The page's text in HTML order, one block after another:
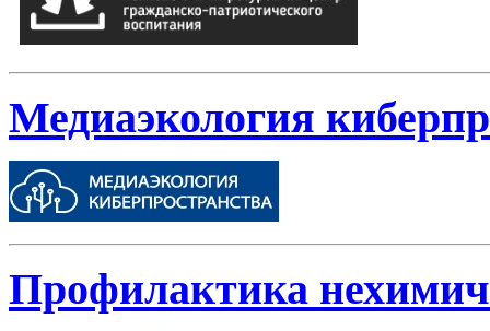
Медиаэкология
Профилактика